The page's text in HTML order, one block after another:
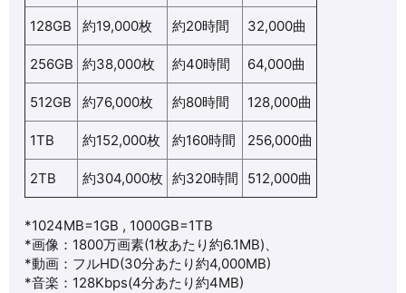
128GB 約19,000枚 約20時間 32,000曲
256GB 約38,000枚 約40時間 64,000曲
512GB 約76,000枚 約80時間 128,000曲
1TB 約152,000枚 約160時間 256,000曲
2TB 約304,000枚 約320時間 512,000曲
*1024MB=1GB , 1000GB=1TB
*画像：1800万画素(1枚あたり約6.1MB)、
*動画：フルHD(30分あたり約4,000MB)
*音楽：128Kbps(4分あたり約4MB)